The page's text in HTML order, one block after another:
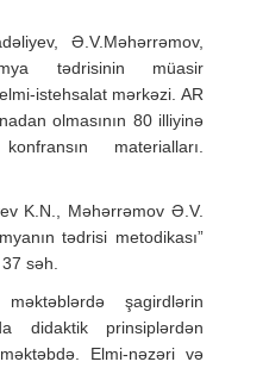
Ə.V.Məhərrəmov,
tədrisinin müasir
istehsalat mərkəzi. AR
olmasının 80 illiyinə
materialları.
K.N., Məhərrəmov Ə.V.
tədrisi metodikası”
səh.
şagirdlərin
didaktik prinsiplərdən
Elmi-nəzəri və